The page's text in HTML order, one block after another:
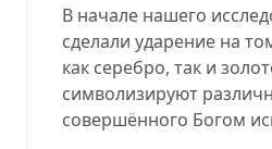
В начале нашего
сделали ударение на
как серебро, так и
символизируют
совершённого Богом